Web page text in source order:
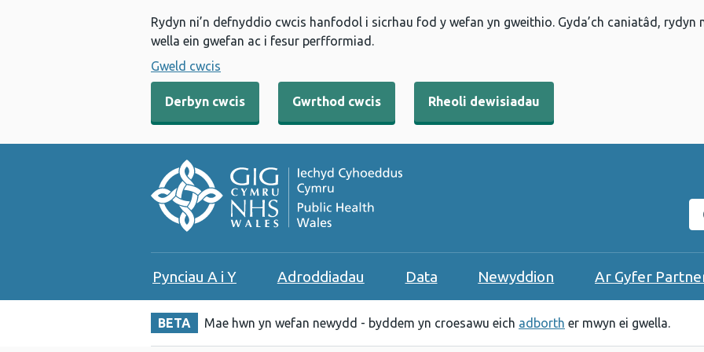
Rydyn ni’n defnyddio cwcis hanfodol i sicrhau fod y wefan yn gweithio. Gyda’ch caniatâd,
wella ein gwefan ac i fesur perfformiad.
Gweld cwcis
Derbyn cwcis Gwrthod cwcis Rheoli dewisiadau
Pynciau A i Y Adroddiadau Data Newyddion Ar Gyfer
BETA Mae hwn yn wefan newydd - byddem yn croesawu eich adborth er mwyn ei gwella.